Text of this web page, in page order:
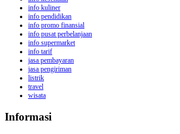
info kuliner
info pendidikan
info promo finansial
info pusat perbelanjaan
info supermarket
info tarif
jasa pembayaran
jasa pengiriman
listrik
travel
wisata
Informasi